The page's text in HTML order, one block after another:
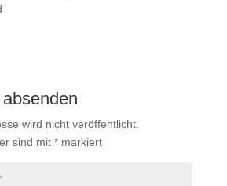
wird nicht veröffentlicht.
sind mit *markiert